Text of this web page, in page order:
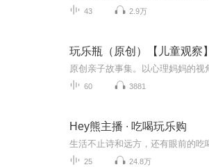
43 2.9万
玩乐瓶（原创）【儿童观察】
60 3881
Hey熊主播 ∙ 吃喝玩乐购
25 24.8万